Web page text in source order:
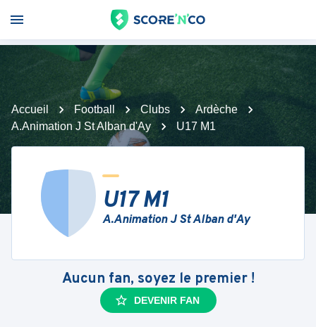
Accueil Football Clubs
Ardèche
A.Animation J St Alban d'Ay
U17 M1
U17 M1
A.Animation J St Alban d'Ay
Aucun fan, soyez le premier !
DEVENIR FAN